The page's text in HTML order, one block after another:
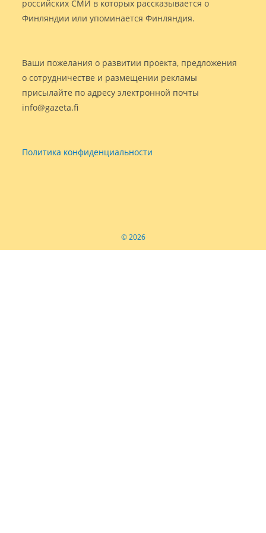
российских СМИ в которых рассказывается о
Финляндии или упоминается Финляндия.
Ваши пожелания о развитии проекта, предложения
о сотрудничестве и размещении рекламы
присылайте по адресу электронной почты
info@gazeta.fi
Политика конфиденциальности
© 2026